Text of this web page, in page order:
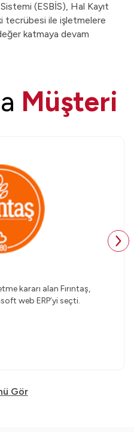
(ESBİS), Hal Kayıt
tecrübesi ile işletmelere
katmaya devam
Müşteri
kararı alan Fırıntaş,
web ERP’yi seçti.
Gör